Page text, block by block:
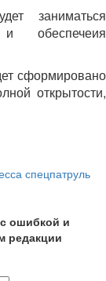
заниматься
обеспечеия
сформировано
открытости,
спецпатруль
ошибкой и
редакции